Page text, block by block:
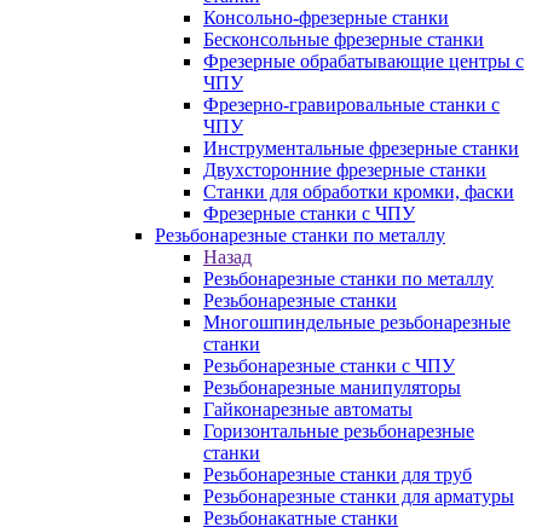
Консольно-фрезерные станки
Бесконсольные фрезерные станки
Фрезерные обрабатывающие центры с
ЧПУ
Фрезерно-гравировальные станки с
ЧПУ
Инструментальные фрезерные станки
Двухсторонние фрезерные станки
Станки для обработки кромки, фаски
Фрезерные станки с ЧПУ
Резьбонарезные станки по металлу
Назад
Резьбонарезные станки по металлу
Резьбонарезные станки
Многошпиндельные резьбонарезные
станки
Резьбонарезные станки с ЧПУ
Резьбонарезные манипуляторы
Гайконарезные автоматы
Горизонтальные резьбонарезные
станки
Резьбонарезные станки для труб
Резьбонарезные станки для арматуры
Резьбонакатные станки